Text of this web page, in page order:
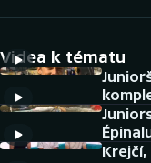
DALŠÍ SPORTY
Americký fotbal
NEPŘEHLÉDNĚTE
Videa k tématu
Krejčí,